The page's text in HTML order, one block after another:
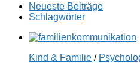
Neueste Beiträge
Schlagwörter
Kind & Familie /